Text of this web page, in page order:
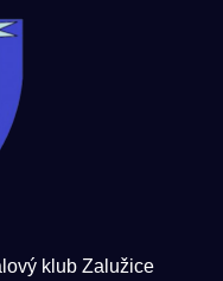
klub Zalužice